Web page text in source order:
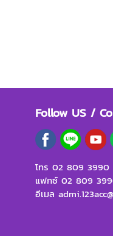
Follow US /
โทร 02 809 3990
แฟกซ์ 02 809
อีเมล